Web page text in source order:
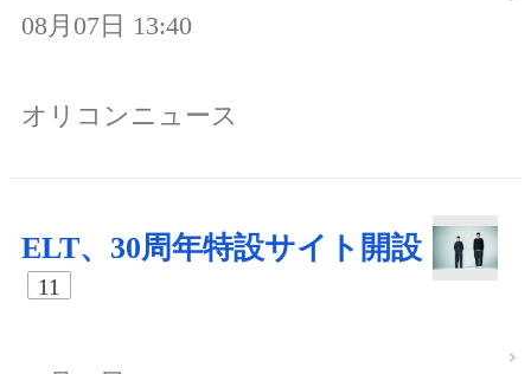
08月07日 13:40
オリコンニュース
ELT、30周年特設サイト開設
11